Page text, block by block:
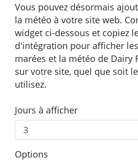
Vous pouvez désormais
la météo à votre site web.
widget ci-dessous et copiez
d'intégration pour afficher
marées et la météo de Dairy
sur votre site, quel que soit
utilisez.
Jours à afficher
Options